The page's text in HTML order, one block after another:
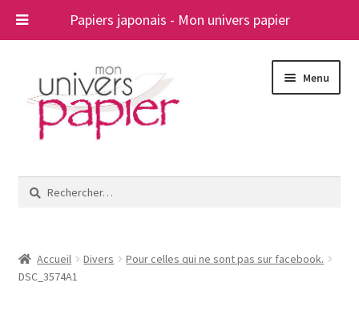
Papiers japonais - Mon univers papier
navigation
contenu
Menu
le
A propos
Rechercher :
Accueil Divers
Pour celles qui ne sont pas sur facebook.
DSC_3574A1